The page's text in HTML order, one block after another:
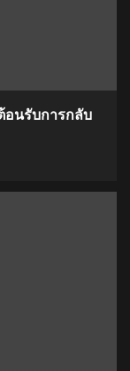
อนรับการกลับ